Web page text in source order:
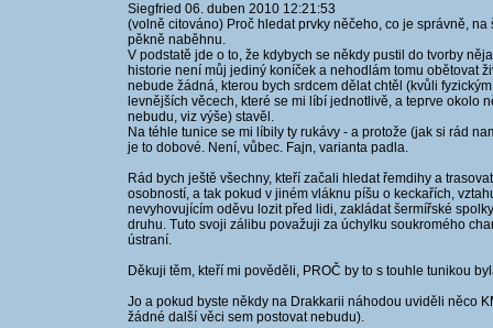
Siegfried 06. duben 2010 12:21:53
(volně citováno) Proč hledat prvky něčeho, co je správně,
pěkně naběhnu.
V podstatě jde o to, že kdybych se někdy pustil do tvorby
historie není můj jediný koníček a nehodlám tomu obětovat
nebude žádná, kterou bych srdcem dělat chtěl (kvůli
levnějších věcech, které se mi líbí jednotlivě, a teprve okolo
nebudu, viz výše) stavěl.
Na téhle tunice se mi líbily ty rukávy - a protože (jak si rád
je to dobové. Není, vůbec. Fajn, varianta padla.
Rád bych ještě všechny, kteří začali hledat řemdihy a
osobností, a tak pokud v jiném vláknu píšu o keckařích,
nevyhovujícím oděvu lozit před lidi, zakládat šermířské
druhu. Tuto svoji zálibu považuji za úchylku soukromého
ústraní.
Děkuji těm, kteří mi pověděli, PROČ by to s touhle tunikou
Jo a pokud byste někdy na Drakkarii náhodou uviděli něco
žádné další věci sem postovat nebudu).